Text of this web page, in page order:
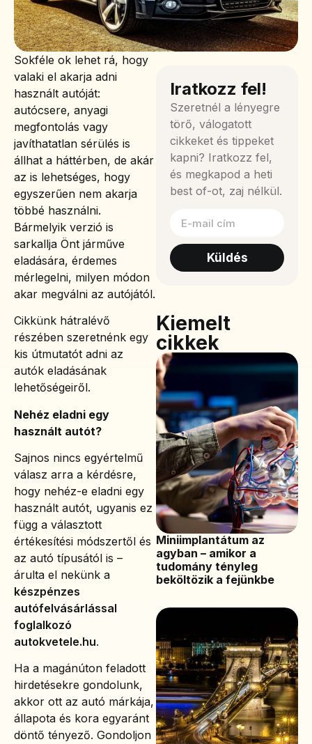
Sokféle ok lehet rá, hogy
valaki el akarja adni
használt autóját:
autócsere, anyagi
megfontolás vagy
javíthatatlan sérülés is
állhat a háttérben, de akár
az is lehetséges, hogy
egyszerűen nem akarja
többé használni.
Bármelyik verzió is
sarkallja Önt járműve
eladására, érdemes
mérlegelni, milyen módon
akar megválni az autójától.
Cikkünk hátralévő
részében szeretnénk egy
kis útmutatót adni az
autók eladásának
lehetőségeiről.
Nehéz eladni egy
használt autót?
Sajnos nincs egyértelmű
válasz arra a kérdésre,
hogy nehéz-e eladni egy
használt autót, ugyanis ez
függ a választott
értékesítési módszertől és
az autó típusától is –
árulta el nekünk a
készpénzes
autófelvásárlással
foglalkozó
autokvetele.hu.
Ha a magánúton feladott
hirdetésekre gondolunk,
akkor ott az autó márkája,
állapota és kora egyaránt
döntő tényező. Gondoljon
Iratkozz fel!
Szeretnél a lényegre
törő, válogatott
cikkeket és tippeket
kapni? Iratkozz fel,
és megkapod a heti
best of-ot, zaj nélkül.
Küldés
Kiemelt
cikkek
Miniimplantátum az
agyban – amikor a
tudomány tényleg
beköltözik a fejünkbe